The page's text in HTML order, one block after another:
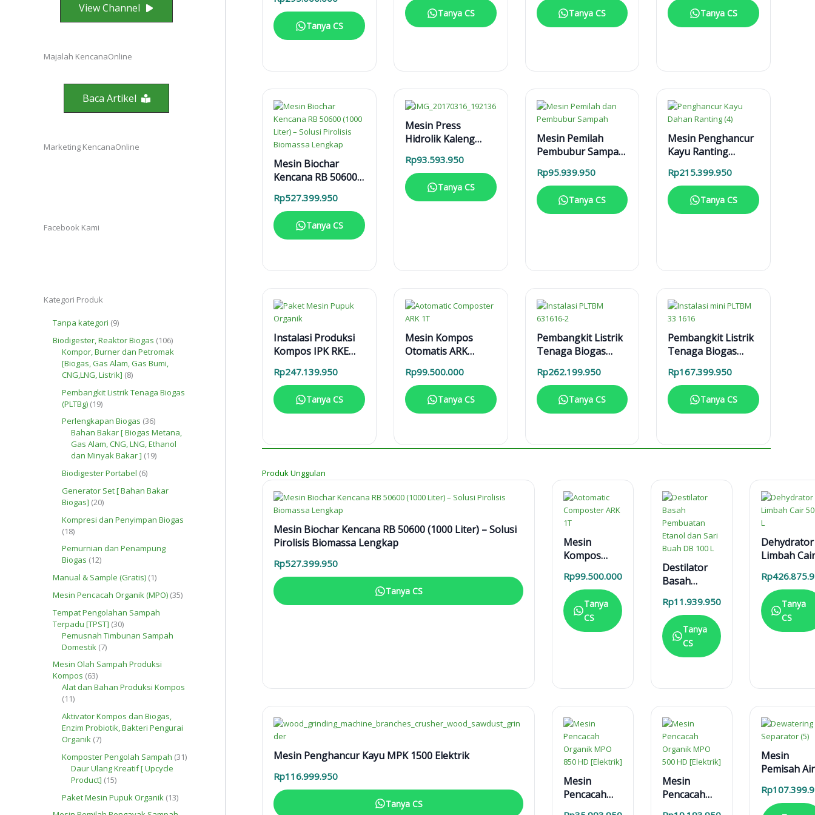
View Channel
Majalah KencanaOnline
Baca Artikel
Marketing KencanaOnline
Facebook Kami
Kategori Produk
Tanpa kategori 99
r
o
d
u
k
Biodigester, Reaktor Biogas 1061
0
o
k
Kompor, Burner dan Petromak
[Biogas, Gas Alam, Gas Bumi,
CNG,LNG, Listrik] 88
r
d
u
k
Pembangkit Listrik Tenaga Biogas
(PLTBg) 191
P
r
o
d
u
Perlengkapan Biogas 363
6
P
r
u
Bahan Bakar [ Biogas Metana,
Gas Alam, CNG, LNG, Ethanol
dan Minyak Bakar ] 191
r
u
Biodigester Portabel 66
r
d
Generator Set [ Bahan Bakar
Biogas] 202
P
o
k
Kompresi dan Penyimpan Biogas
181
P
r
o
u
k
Pemurnian dan Penampung
Biogas 121
P
r
d
u
k
Manual & Sample (Gratis) 11
r
o
u
Mesin Pencacah Organik (MPO) 353
Tempat Pengolahan Sampah
Terpadu [TPST] 303
0
o
u
Pemusnah Timbunan Sampah
Domestik 77
r
d
k
Mesin Olah Sampah Produksi
Kompos 636
3
o
d
u
k
Alat dan Bahan Produksi Kompos
111
P
r
o
d
u
k
Aktivator Kompos dan Biogas,
Enzim Probiotik, Bakteri Pengurai
Organik 77
r
o
d
u
Komposter Pengolah Sampah 313
Daur Ulang Kreatif [ Upcycle
Product] 151
P
Paket Mesin Pupuk Organik 131
Hotel, Restoran,
dan Kafe
Tanya CS
Tanya CS Tanya CS Tanya CS
Mesin Biochar
Kencana RB 50600
Pirolisis Biomassa
Lengkap
Rp527.399.950
Tanya CS
Mesin Press
Hidrolik Kaleng
Rp93.593.950
Tanya CS
Mesin Pemilah
Pembubur Sampah
Rp95.939.950
Tanya CS
Mesin Penghancur
Kayu Ranting
Mesin Diesel
Rp215.399.950
Tanya CS
Instalasi Produksi
Kompos IPK RKE
Rp247.139.950
Tanya CS
Mesin Kompos
Otomatis ARK
Rp99.500.000
Tanya CS
Pembangkit Listrik
Tenaga Biogas
Rp262.199.950
Tanya CS
Pembangkit Listrik
Tenaga Biogas
Rp167.399.950
Tanya CS
Produk Unggulan
Mesin Biochar Kencana RB 50600 (1000 Liter) – Solusi
Pirolisis Biomassa Lengkap
Rp527.399.950
Tanya CS
Mesin
Kompos
ARK 1000L
Rp99.500.000
Tanya
CS
Destilator
Basah
Etanol dan
Sari Buah
DB 100 L
Rp11.939.950
Tanya
CS
Dehydrator
Limbah Cair
Rp
Tanya
CS
Mesin Penghancur Kayu MPK 1500 Elektrik
Rp116.999.950
Tanya CS
Mesin
Pencacah
Mesin
Pencacah
Mesin
Pemisah Air
Dewatering
Separator
Rp